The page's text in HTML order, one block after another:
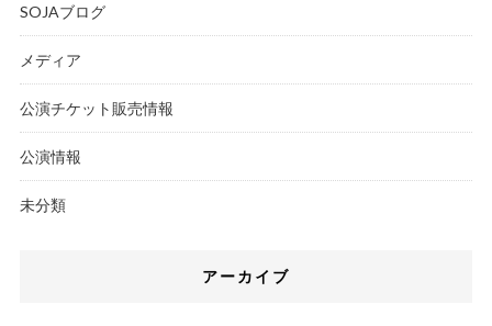
SOJAブログ
メディア
公演チケット販売情報
公演情報
未分類
アーカイブ